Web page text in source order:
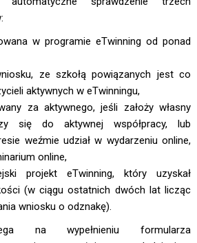
w programie eTwinning od ponad
ze szkołą powiązanych jest co
aktywnych w eTwinningu,
za aktywnego, jeśli założy własny
się do aktywnej współpracy, lub
weźmie udział w wydarzeniu online,
online,
projekt eTwinning, który uzyskał
(w ciągu ostatnich dwóch lat licząc
wniosku o odznakę).
na wypełnieniu formularza